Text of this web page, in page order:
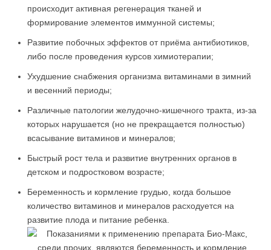
происходит активная регенерация тканей и
формирование элементов иммунной системы;
Развитие побочных эффектов от приёма антибиотиков,
либо после проведения курсов химиотерапии;
Ухудшение снабжения организма витаминами в зимний
и весенний периоды;
Различные патологии желудочно-кишечного тракта, из-за
которых нарушается (но не прекращается полностью)
всасывание витаминов и минералов;
Быстрый рост тела и развитие внутренних органов в
детском и подростковом возрасте;
Беременность и кормление грудью, когда большое
количество витаминов и минералов расходуется на
развитие плода и питание ребенка.